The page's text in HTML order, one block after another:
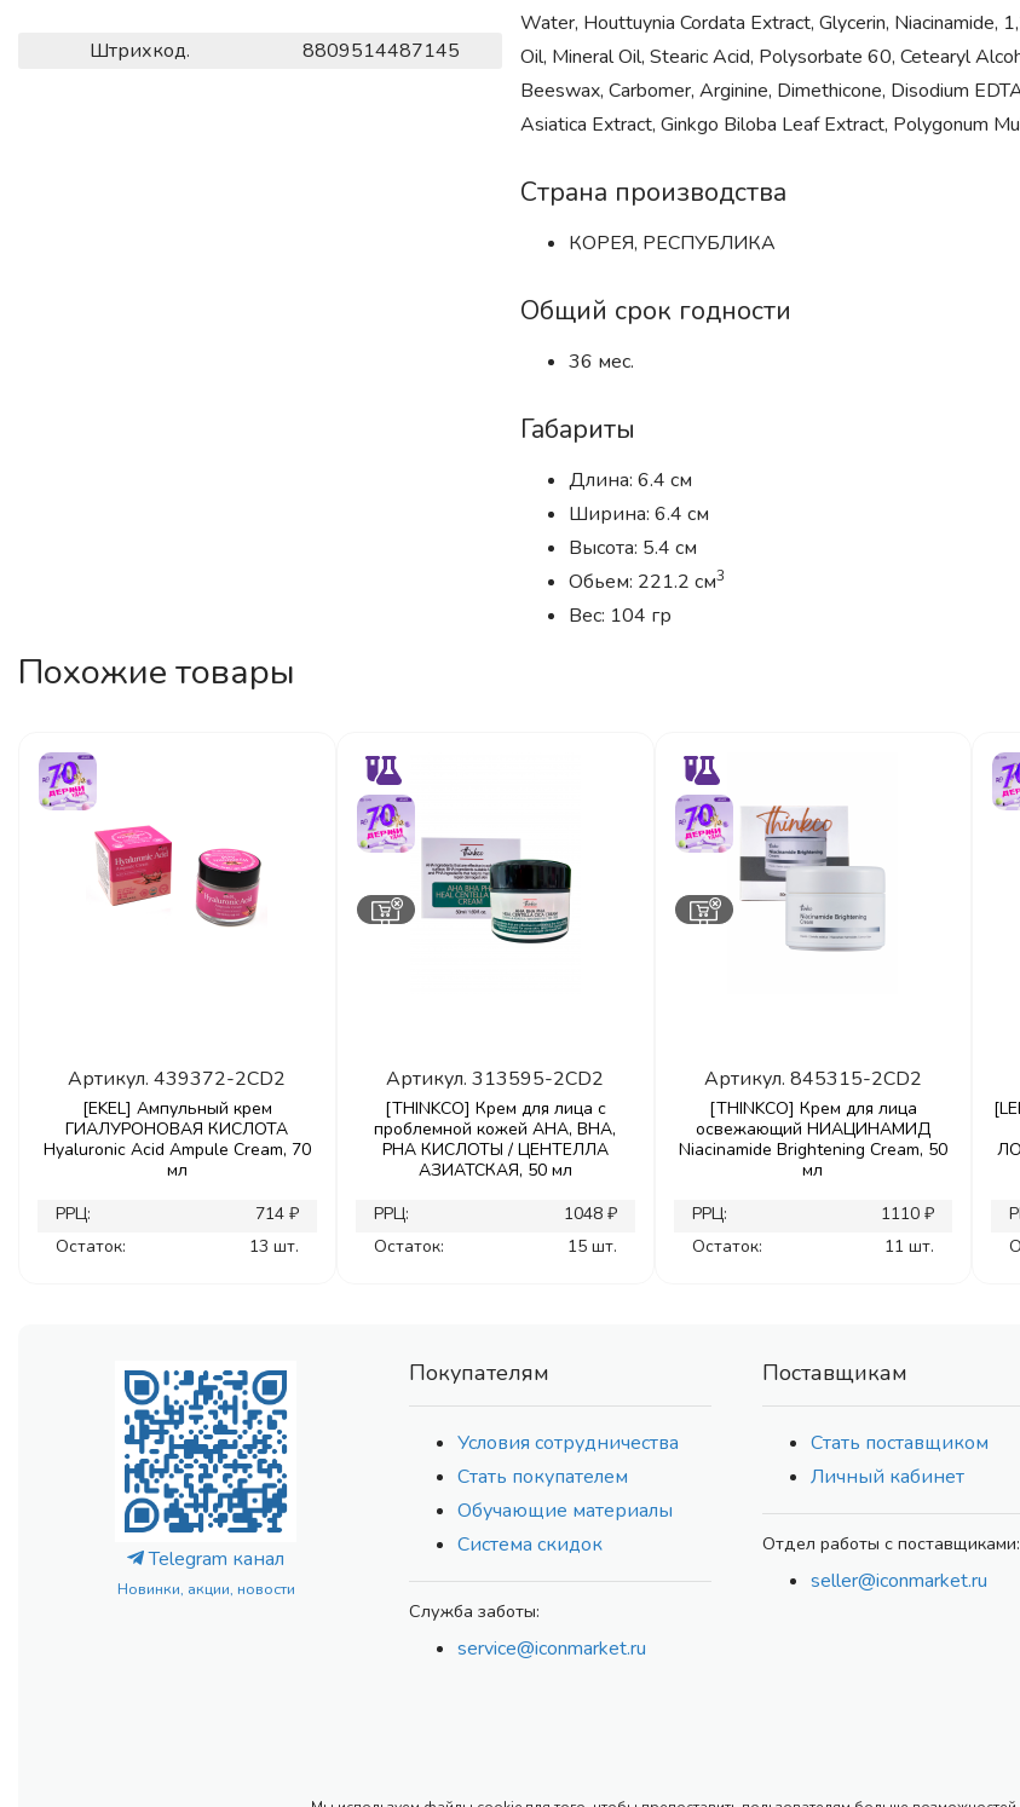
Штрихкод. 8809514487145
Water, Houttuynia Cordata Extract, Glycerin,
Oil, Mineral Oil, Stearic Acid, Polysorbate 60, Cetearyl
Beeswax, Carbomer, Arginine, Dimethicone, Disodium
Asiatica Extract, Ginkgo Biloba Leaf Extract, Polygonum
Страна производства
КОРЕЯ, РЕСПУБЛИКА
Общий срок годности
36 мес.
Габариты
Длина: 6.4 см
Ширина: 6.4 см
Высота: 5.4 см
Обьем: 221.2 см3
Вес: 104 гр
Похожие товары
Артикул.439372-2CD2
[EKEL] Ампульный крем
ГИАЛУРОНОВАЯ КИСЛОТА
Hyaluronic Acid Ampule Cream, 70
мл
РРЦ:
714 ₽
Остаток:
13 шт.
Артикул.313595-2CD2
[THINKCO] Крем для лица с
проблемной кожей AHA, BHA,
PHA КИСЛОТЫ / ЦЕНТЕЛЛА
АЗИАТСКАЯ, 50 мл
РРЦ:
1048 ₽
Остаток:
15 шт.
Артикул. 845315-2CD2
[THINKCO] Крем для лица
освежающий НИАЦИНАМИД
Niacinamide Brightening Cream, 50
мл
РРЦ:
1110 ₽
Остаток:
11 шт.
Telegram канал
Новинки, акции, новости
Покупателям
Условия сотрудничества
Стать покупателем
Обучающие материалы
Система скидок
Служба заботы:
service@iconmarket.ru
Поставщикам
Стать поставщиком
Личный кабинет
Отдел работы с поставщиками:
seller@iconmarket.ru